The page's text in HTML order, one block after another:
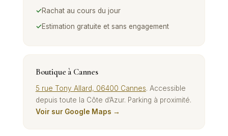
✓Rachat au cours du jour
✓Estimation gratuite et sans engagement
Boutique à Cannes
5 rue Tony Allard, 06400 Cannes. Accessible
depuis toute la Côte d’Azur. Parking à proximité.
Voir sur Google Maps →